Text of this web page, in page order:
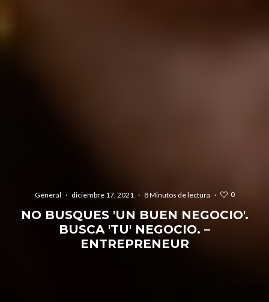
General · diciembre 17, 2021 · 8 Minutos de lectura · 0
NO BUSQUES 'UN BUEN NEGOCIO'.
BUSCA 'TU' NEGOCIO. –
ENTREPRENEUR